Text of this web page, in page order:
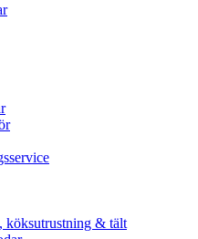
köksutrustning & tält